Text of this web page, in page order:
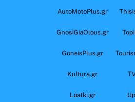
AutoMotoPlus.gr
GnosiGiaOlous.gr
GoneisPlus.gr
Kultura.gr
Loatki.gr